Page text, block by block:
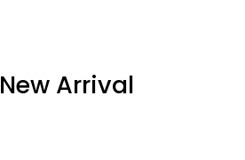
New Arrival